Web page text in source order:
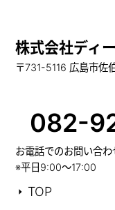
株式会社ディ
〒731-5116 広島市佐
082-
お電話でのお問い合わ
※平日9:00～17:00
TOP